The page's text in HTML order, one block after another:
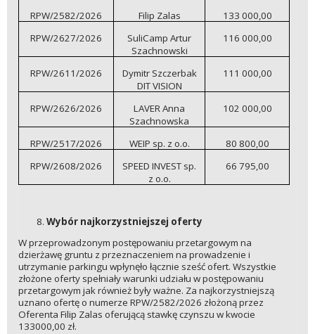
RPW/2582/2026
Filip Zalas
133 000,00
RPW/2627/2026
SuliCamp Artur
Szachnowski
116 000,00
RPW/2611/2026
Dymitr Szczerbak
DIT VISION
111 000,00
RPW/2626/2026
LAVER Anna
Szachnowska
102 000,00
RPW/2517/2026 WEIP sp. z o.o.
80 800,00
RPW/2608/2026
SPEED INVEST sp.
z o.o.
66 795,00
Wybór najkorzystniejszej oferty
W przeprowadzonym postępowaniu przetargowym na
dzierżawę gruntu z przeznaczeniem na prowadzenie i
utrzymanie parkingu wpłynęło łącznie sześć ofert. Wszystkie
złożone oferty spełniały warunki udziału w postępowaniu
przetargowym jak również były ważne. Za najkorzystniejszą
uznano ofertę o numerze RPW/2582/2026 złożoną przez
Oferenta Filip Zalas oferującą stawkę czynszu w kwocie
133000,00 zł.